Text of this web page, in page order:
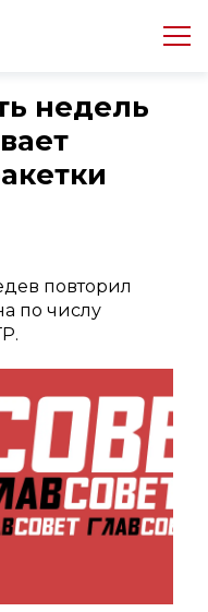
недель
повторил
по числу